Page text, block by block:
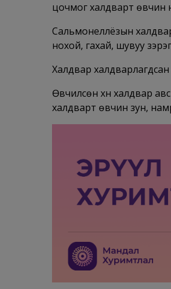
цочмог халдварт өвчин
Сальмонеллёзын
нохой, гахай, шувуу
Халдвар халдварлагдсан
Өвчилсөн хүн халдвар
халдварт өвчин зун,